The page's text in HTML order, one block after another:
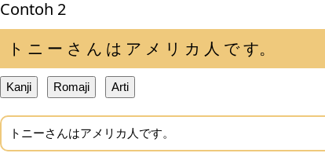
Contoh 2
ト ニ ー さ ん は ア メ リ カ 人 で す。
Kanji Romaji Arti
トニーさんはアメリカ人です。